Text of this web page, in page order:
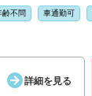
齢不問 車通勤可
詳細を見る